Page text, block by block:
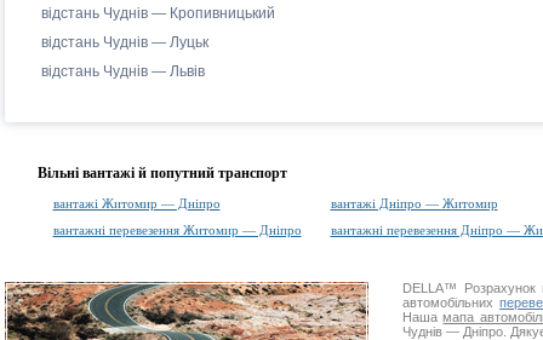
відстань Чуднів — Кропивницький
відстань Чуднів — Луцьк
відстань Чуднів — Львів
Вільні вантажі й попутний транспорт
вантажі Житомир — Дніпро
вантажі Дніпро — Житомир
вантажні перевезення Житомир — Дніпро
вантажні перевезення Дніпро —
DELLA™
Розрахунок
автомобільних
Нашамапа
Чуднів — Дніпро.